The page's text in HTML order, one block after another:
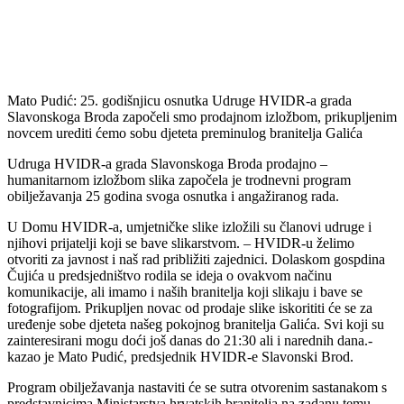
Mato Pudić: 25. godišnjicu osnutka Udruge HVIDR-a grada
Slavonskoga Broda započeli smo prodajnom izložbom, prikupljenim
novcem urediti ćemo sobu djeteta preminulog branitelja Galića
Udruga HVIDR-a grada Slavonskoga Broda prodajno –
humanitarnom izložbom slika započela je trodnevni program
obilježavanja 25 godina svoga osnutka i angažiranog rada.
U Domu HVIDR-a, umjetničke slike izložili su članovi udruge i
njihovi prijatelji koji se bave slikarstvom. – HVIDR-u želimo
otvoriti za javnost i naš rad približiti zajednici. Dolaskom gospdina
Čujića u predsjedništvo rodila se ideja o ovakvom načinu
komunikacije, ali imamo i naših branitelja koji slikaju i bave se
fotografijom. Prikupljen novac od prodaje slike iskorititi će se za
uređenje sobe djeteta našeg pokojnog branitelja Galića. Svi koji su
zainteresirani mogu doći još danas do 21:30 ali i narednih dana.-
kazao je Mato Pudić, predsjednik HVIDR-e Slavonski Brod.
Program obilježavanja nastaviti će se sutra otvorenim sastanakom s